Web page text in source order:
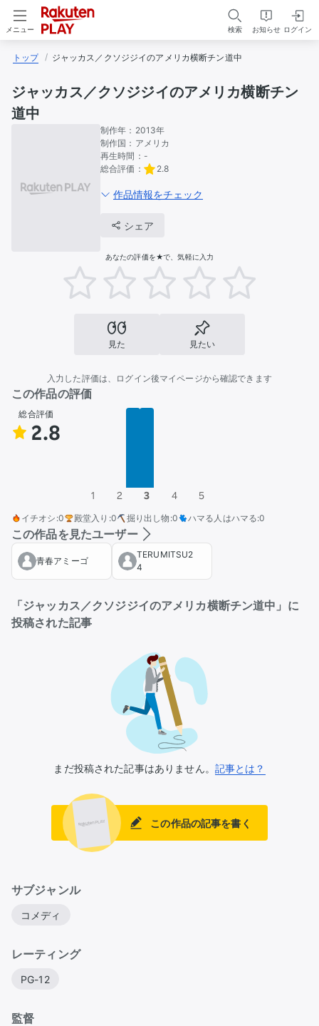
メニュー 検索 お知らせ ログイン
トップ ジャッカス／クソジジイのアメリカ横断チン道中
ジャッカス／クソジジイのアメリカ横断チン
道中
制作年： 2013年
制作国： アメリカ
再生時間： -
総合評価：
2.8
作品情報をチェック
シェア
あなたの評価を★で、気軽に入力
見た 見たい
入力した評価は、ログイン後マイページから確認できます
この作品の評価
総合評価
2.8
1 2 3 4 5
イチオシ :0 殿堂入り :0 掘り出し物 :0 ハマる人はハマる:0
この作品を見たユーザー
青春アミーゴ
TERUMITSU2
4
「ジャッカス／クソジジイのアメリカ横断チン道中」に
投稿された記事
まだ投稿された記事はありません。 記事とは？
この作品の記事を書く
サブジャンル
コメディ
レーティング
PG-12
監督